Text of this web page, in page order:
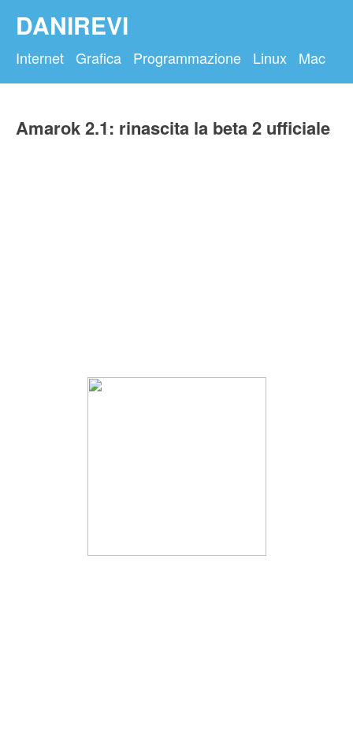
DANIREVI
Internet Grafica Programmazione Linux Mac
Amarok 2.1: rinascita la beta 2 ufficiale